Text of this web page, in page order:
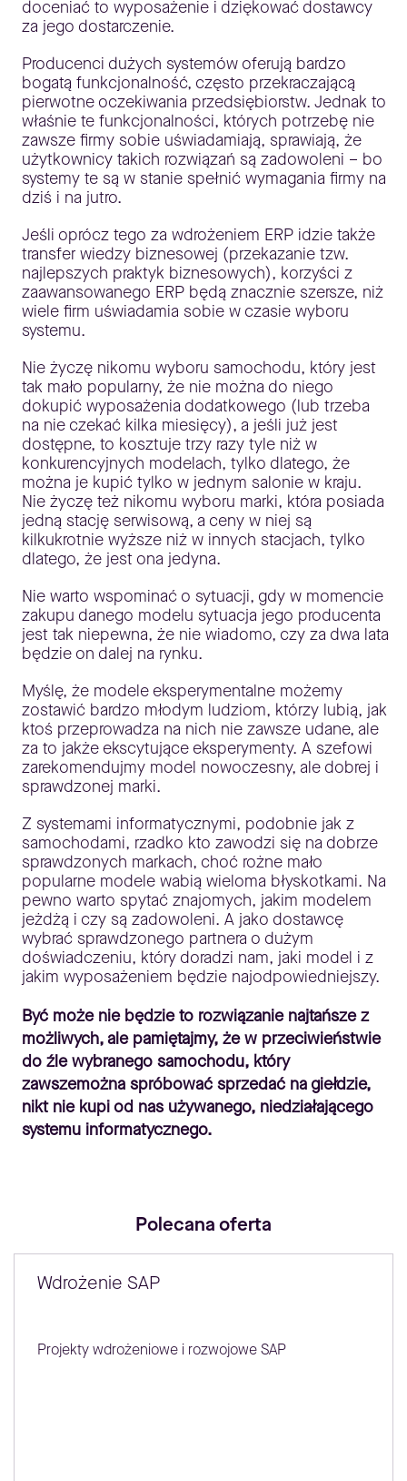
doceniać to wyposażenie i dziękować dostawcy
za jego dostarczenie.
Producenci dużych systemów oferują bardzo
bogatą funkcjonalność, często przekraczającą
pierwotne oczekiwania przedsiębiorstw. Jednak to
właśnie te funkcjonalności, których potrzebę nie
zawsze firmy sobie uświadamiają, sprawiają, że
użytkownicy takich rozwiązań są zadowoleni – bo
systemy te są w stanie spełnić wymagania firmy na
dziś i na jutro.
Jeśli oprócz tego za wdrożeniem ERP idzie także
transfer wiedzy biznesowej (przekazanie tzw.
najlepszych praktyk biznesowych), korzyści z
zaawansowanego ERP będą znacznie szersze, niż
wiele firm uświadamia sobie w czasie wyboru
systemu.
Nie życzę nikomu wyboru samochodu, który jest
tak mało popularny, że nie można do niego
dokupić wyposażenia dodatkowego (lub trzeba
na nie czekać kilka miesięcy), a jeśli już jest
dostępne, to kosztuje trzy razy tyle niż w
konkurencyjnych modelach, tylko dlatego, że
można je kupić tylko w jednym salonie w kraju.
Nie życzę też nikomu wyboru marki, która posiada
jedną stację serwisową, a ceny w niej są
kilkukrotnie wyższe niż w innych stacjach, tylko
dlatego, że jest ona jedyna.
Nie warto wspominać o sytuacji, gdy w momencie
zakupu danego modelu sytuacja jego producenta
jest tak niepewna, że nie wiadomo, czy za dwa lata
będzie on dalej na rynku.
Myślę, że modele eksperymentalne możemy
zostawić bardzo młodym ludziom, którzy lubią, jak
ktoś przeprowadza na nich nie zawsze udane, ale
za to jakże ekscytujące eksperymenty. A szefowi
zarekomendujmy model nowoczesny, ale dobrej i
sprawdzonej marki.
Z systemami informatycznymi, podobnie jak z
samochodami, rzadko kto zawodzi się na dobrze
sprawdzonych markach, choć rożne mało
popularne modele wabią wieloma błyskotkami. Na
pewno warto spytać znajomych, jakim modelem
jeżdżą i czy są zadowoleni. A jako dostawcę
wybrać sprawdzonego partnera o dużym
doświadczeniu, który doradzi nam, jaki model i z
jakim wyposażeniem będzie najodpowiedniejszy.
Być może nie będzie to rozwiązanie najtańsze z
możliwych, ale pamiętajmy, że w przeciwieństwie
do źle wybranego samochodu, który
zawszemożna spróbować sprzedać na giełdzie,
nikt nie kupi od nas używanego, niedziałającego
systemu informatycznego.
Polecana oferta
Wdrożenie SAP
Projekty wdrożeniowe i rozwojowe SAP